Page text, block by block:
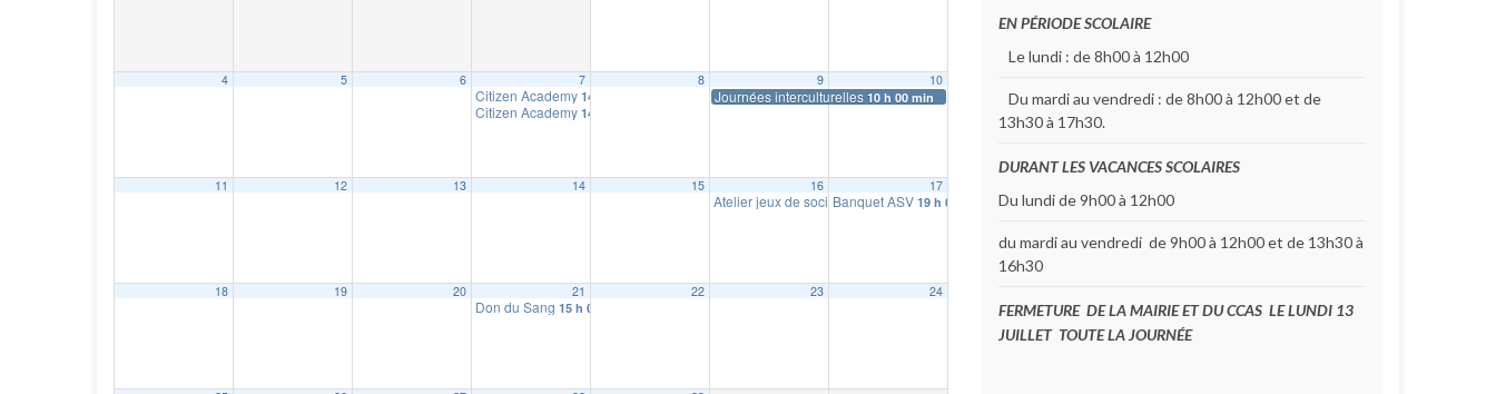
4 5 6 7
Citizen Academy 14 h 00 min
Citizen Academy 14 h 00 min
8 9
Journées interculturelles 10 h 00 min
10
11 12 13 14 15 16
Atelier jeux de société parents enfants 18 h 00 min
17
Banquet ASV 19 h 00 min
18 19 20 21
Don du Sang 15 h 00 min
22 23 24
EN PÉRIODE SCOLAIRE
Le lundi : de 8h00 à 12h00
Du mardi au vendredi : de 8h00 à 12h00 et de
13h30 à 17h30.
DURANT LES VACANCES SCOLAIRES
Du lundi de 9h00 à 12h00
du mardi au vendredi de 9h00 à 12h00 et de 13h30 à
16h30
FERMETURE DE LA MAIRIE ET DU CCAS LE LUNDI 13
JUILLET TOUTE LA JOURNÉE